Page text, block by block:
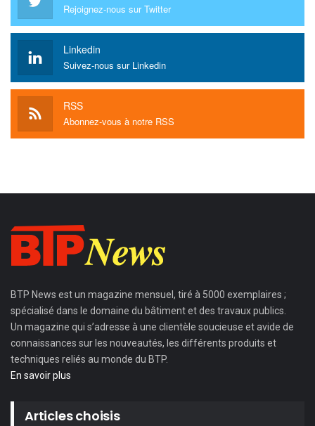
Rejoignez-nous sur Twitter
Linkedin
Suivez-nous sur Linkedin
RSS
Abonnez-vous à notre RSS
BTP News est un magazine mensuel, tiré à 5000 exemplaires ;
spécialisé dans le domaine du bâtiment et des travaux publics.
Un magazine qui s’adresse à une clientèle soucieuse et avide de
connaissances sur les nouveautés, les différents produits et
techniques reliés au monde du BTP.
En savoir plus
Articles choisis